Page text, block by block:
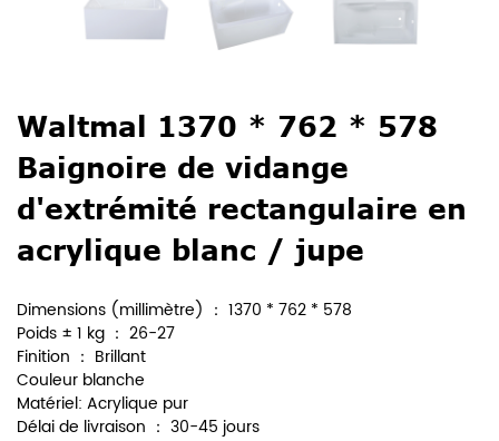
Waltmal 1370 * 762 * 578
Baignoire de vidange
d'extrémité rectangulaire en
acrylique blanc / jupe
Dimensions (millimètre) ： 1370 * 762 * 578
Poids ± 1 kg ： 26-27
Finition ： Brillant
Couleur blanche
Matériel: Acrylique pur
Délai de livraison ： 30-45 jours